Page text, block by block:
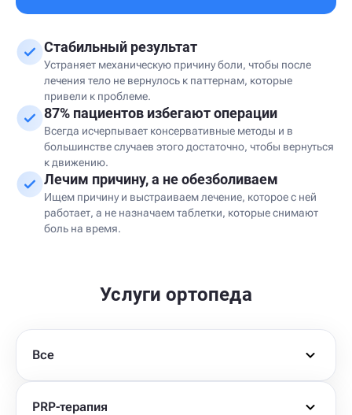
Стабильный результат
Устраняет механическую причину боли, чтобы после
лечения тело не вернулось к паттернам, которые
привели к проблеме.
87% пациентов избегают операции
Всегда исчерпывает консервативные методы и в
большинстве случаев этого достаточно, чтобы вернуться
к движению.
Лечим причину, а не обезболиваем
Ищем причину и выстраиваем лечение, которое с ней
работает, а не назначаем таблетки, которые снимают
боль на время.
Услуги ортопеда
Все
PRP-терапия